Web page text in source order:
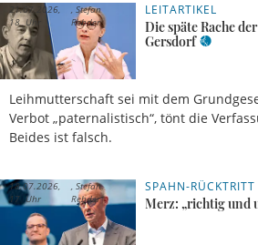
LEITARTIKEL
Die späte Rache
Gersdorf
Leihmutterschaft sei mit dem
Verbot „paternalistisch“, tönt die
Beides ist falsch.
21.07.2026,
18 Uhr
Stefan
Rehder
SPAHN-RÜCKTRITT
Merz: „richtig und
18.07.2026,
17 Uhr
Stefan
Rehder